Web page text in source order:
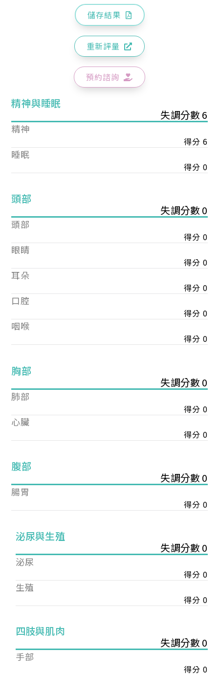
儲存結果
重新評量
預約諮詢
精神與睡眠
失調分數 6
精神
得分 6
睡眠
得分 0
頭部
失調分數 0
頭部
得分 0
眼睛
得分 0
耳朵
得分 0
口腔
得分 0
咽喉
得分 0
胸部
失調分數 0
肺部
得分 0
心臟
得分 0
腹部
失調分數 0
腸胃
得分 0
泌尿與生殖
失調分數 0
泌尿
得分 0
生殖
得分 0
四肢與肌肉
失調分數 0
手部
得分 0
您已成功送出會員申請
您好，您的會員申請，已成功送出，經本協會理事
會審核通過後即通知您進行繳費，繳費資訊如下